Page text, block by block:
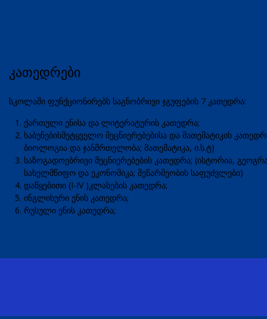
კათედრები
სკოლაში ფუნქციონირებს საგნობრივი ჯგუფების 7 კათედრა:
ქართული ენისა და ლიტერატურის კათედრა;
საბუნებისმეტყველო მეცნიერებებისა და მათემატიკის
ბიოლოგია და ჯანმრთელობა; მათემატიკა, ი.ს.ტ)
საზოგადოებრივი მეცნიერებების კათედრა; (ისტორია,
სახელმწიფო და ეკონომიკა; მეწარმეობის საფუძვლები)
დაწყებითი (I-IV )კლასების კათედრა;
ინგლისური ენის კათედრა;
რუსული ენის კათედრა;